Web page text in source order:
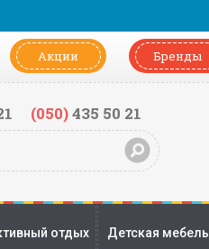
Акции Бренды
(050)435 50 21
отдых Детская мебель